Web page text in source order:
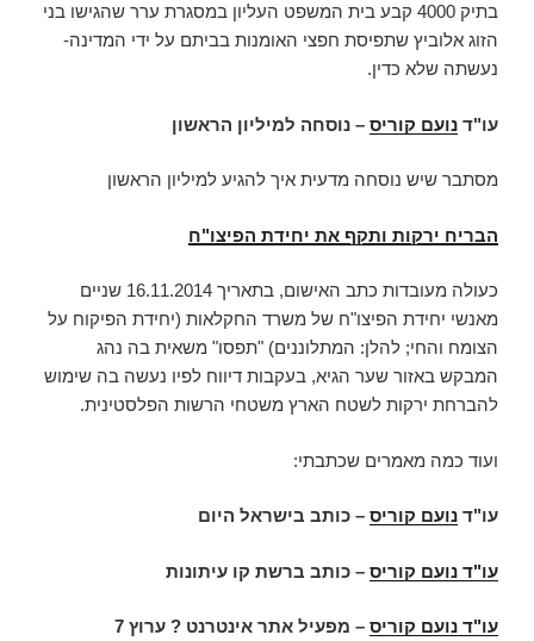
בתיק 4000 קבע בית המשפט העליון במסגרת ערר שהגישו בני
הזוג אלוביץ שתפיסת חפצי האומנות בביתם על ידי המדינה-
נעשתה שלא כדין.
עו"ד נועם קוריס – נוסחה למיליון הראשון
מסתבר שיש נוסחה מדעית איך להגיע למיליון הראשון
הבריח ירקות ותקף את יחידת הפיצו"ח
כעולה מעובדות כתב האישום, בתאריך 16.11.2014 שניים
מאנשי יחידת הפיצו"ח של משרד החקלאות (יחידת הפיקוח על
הצומח והחי; להלן: המתלוננים) "תפסו" משאית בה נהג
המבקש באזור שער הגיא, בעקבות דיווח לפיו נעשה בה שימוש
להברחת ירקות לשטח הארץ משטחי הרשות הפלסטינית.
ועוד כמה מאמרים שכתבתי:
עו"ד נועם קוריס – כותב בישראל היום
עו"ד נועם קוריס – כותב ברשת קו עיתונות
עו"ד נועם קוריס – מפעיל אתר אינטרנט ? ערוץ 7